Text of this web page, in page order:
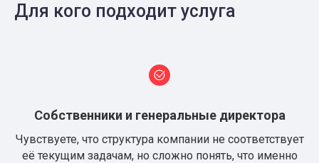
Для кого подходит услуга
Собственники и генеральные директора
Чувствуете, что структура компании не соответствует
её текущим задачам, но сложно понять, что именно